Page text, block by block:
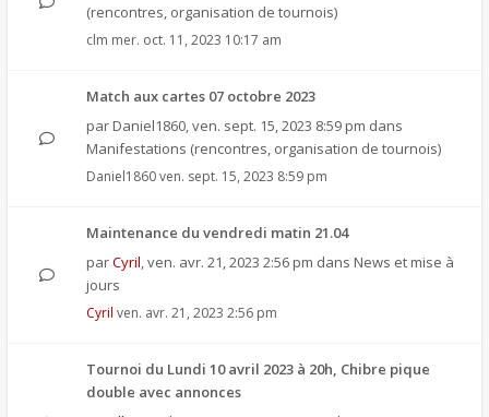
(rencontres, organisation de tournois)
clm mer. oct. 11, 2023 10:17 am
Match aux cartes 07 octobre 2023
par Daniel1860,ven. sept. 15, 2023 8:59 pm dans
Manifestations (rencontres, organisation de tournois)
Daniel1860ven. sept. 15, 2023 8:59 pm
Maintenance du vendredi matin 21.04
parCyril,ven. avr. 21, 2023 2:56 pm dans News et mise à
jours
Cyril ven. avr. 21, 2023 2:56 pm
Tournoi du Lundi 10 avril 2023 à 20h, Chibre pique
double avec annonces